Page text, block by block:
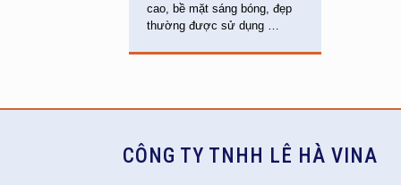
cao, bề mặt sáng bóng, đẹp
thường được sử dụng…
CÔNG TY TNHH LÊ HÀ VINA